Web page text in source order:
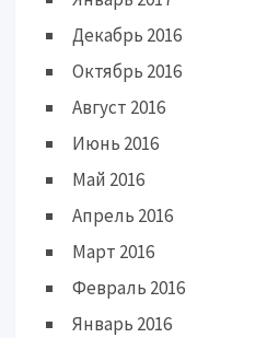
Декабрь 2016
Октябрь 2016
Август 2016
Июнь 2016
Май 2016
Апрель 2016
Март 2016
Февраль 2016
Январь 2016